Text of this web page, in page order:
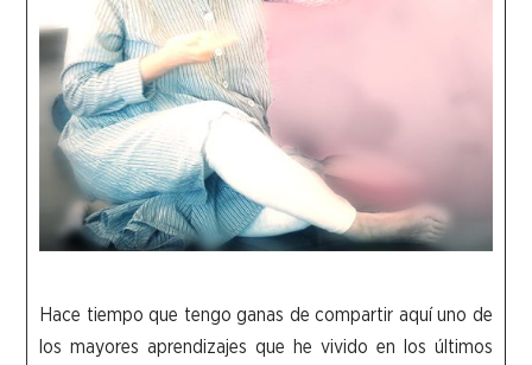
Hace tiempo que tengo ganas de compartir aquí uno de
los mayores aprendizajes que he vivido en los últimos